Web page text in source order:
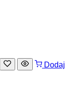
Dodaj